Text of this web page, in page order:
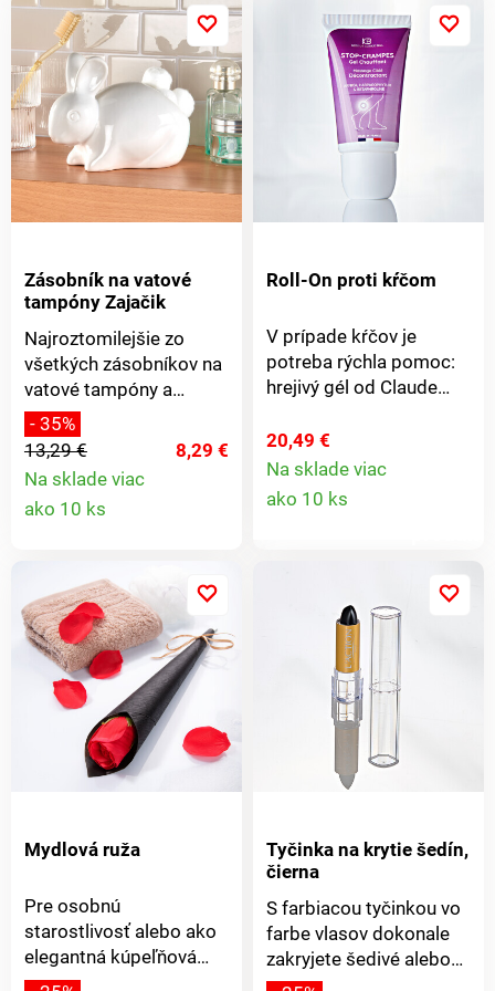
pokožke a životnému
prostrediu.
Zásobník na vatové
tampóny Zajačik
Najroztomilejšie zo
všetkých zásobníkov na
vatové tampóny a
tyčinky! Náš lesklý
snehobiely zajačik sa
vyrovná všetkým
ostatným zásobníkom a
zaistí hygienické
hygienický. Na vatu +
vložky. Dodávame bez
obsahu.
- 35%
13,29 €
8,29 €
Na sklade viac
ako 10 ks
Roll-On proti kŕčom
V prípade kŕčov je
potreba rýchla pomoc:
hrejivý gél od Claude
aktívne zložky z arniky,
diablovho pazúra a
divokého indiga,
aplikátorom pre hĺbkovú
masáž do svalu. Hrejivý
gél. Dokáže zmierniť
kŕče. Roll-on masážne
hlavice. S arnikou a
diablovým pazúrom.
20,49 €
Na sklade viac
ako 10 ks
Mydlová ruža
Pre osobnú
starostlivosť alebo ako
elegantná kúpeľňová
dekorácia - ruža na dlhej
Tyčinka na krytie šedín,
čierna
S farbiacou tyčinkou vo
farbe vlasov dokonale
zakryjete šedivé alebo
nefarbené odrasty. Za